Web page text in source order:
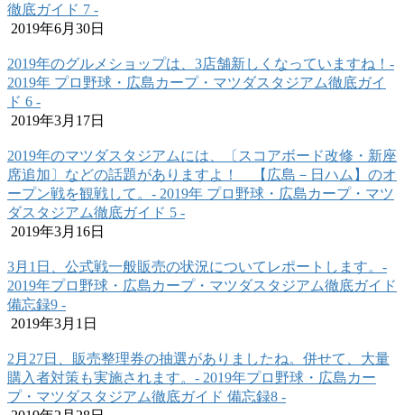
徹底ガイド 7 ‐
2019年6月30日
2019年のグルメショップは、3店舗新しくなっていますね！‐
2019年 プロ野球・広島カープ・マツダスタジアム徹底ガイ
ド 6 ‐
2019年3月17日
2019年のマツダスタジアムには、〔スコアボード改修・新座
席追加〕などの話題がありますよ！ 【広島－日ハム】のオ
ープン戦を観戦して。‐ 2019年 プロ野球・広島カープ・マツ
ダスタジアム徹底ガイド 5 ‐
2019年3月16日
3月1日、公式戦一般販売の状況についてレポートします。‐
2019年プロ野球・広島カープ・マツダスタジアム徹底ガイド
備忘録9 ‐
2019年3月1日
2月27日、販売整理券の抽選がありましたね。併せて、大量
購入者対策も実施されます。‐ 2019年プロ野球・広島カー
プ・マツダスタジアム徹底ガイド 備忘録8 ‐